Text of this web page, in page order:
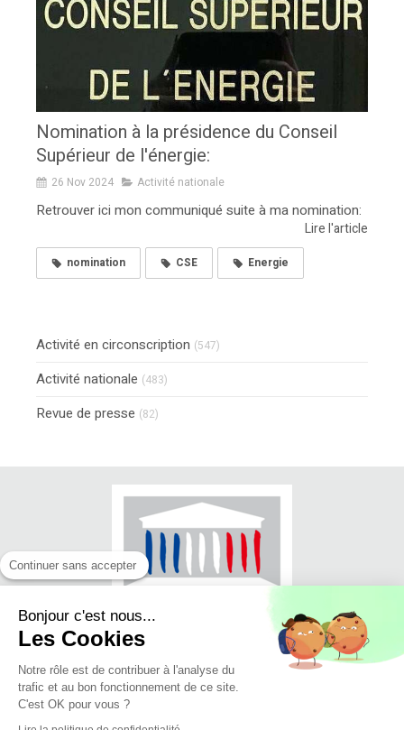
Nomination à la présidence du Conseil
Supérieur de l'énergie:
26 Nov 2024 Activité nationale
Retrouver ici mon communiqué suite à ma nomination:
Lire l'article
nomination CSE Energie
Activité en circonscription (547)
Activité nationale (483)
Revue de presse (82)
© Jean-Luc FUGIT - Député du Rhône
Continuer sans accepter
Bonjour c'est nous...
Les Cookies
Notre rôle est de contribuer à l'analyse du
trafic et au bon fonctionnement de ce site.
C'est OK pour vous ?